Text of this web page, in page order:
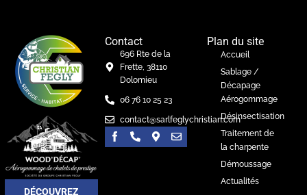
DÉCOUVREZ
Contact
696 Rte de la
Frette, 38110
Dolomieu
06 76 10 25 23
contact@sarlfeglychristian.com
Plan du site
Accueil
Sablage /
Décapage
Aérogommage
Désinsectisation
Traitement de
la charpente
Démoussage
Actualités